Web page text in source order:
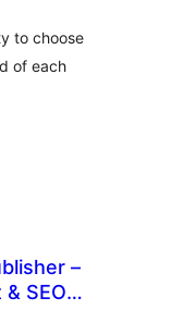
to choose
of each
–
SEO